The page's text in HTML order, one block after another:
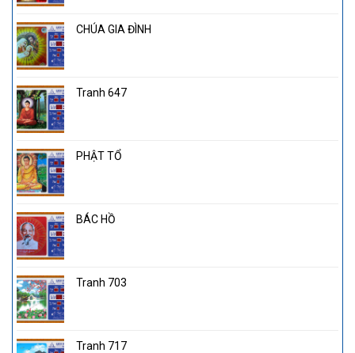
CHÚA GIA ĐÌNH
Tranh 647
PHẬT TỔ
BÁC HỒ
Tranh 703
Tranh 717